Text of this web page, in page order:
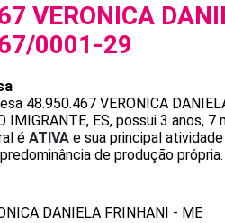
VERONICA
0001-29
48.950.467 VERONICA
IMIGRANTE, ES, possui 3
é ATIVA e sua principal
de produção própria.
DANIELA FRINHANI - ME